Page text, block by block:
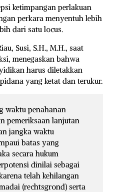
ketimpangan perlakuan
perkara menyentuh lebih
dari satu locus.
Susi, S.H., M.H., saat
menegaskan bahwa
harus diletakkan
yang ketat dan terukur.
waktu penahanan
pemeriksaan lanjutan
jangka waktu
batas yang
secara hukum
dinilai sebagai
telah kehilangan
(rechtsgrond) serta